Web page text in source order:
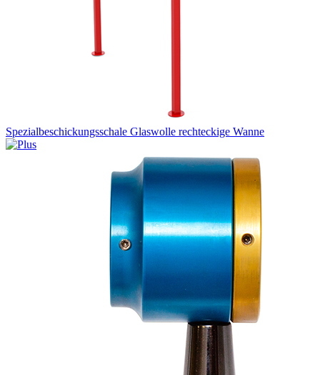
Spezialbeschickungsschale Glaswolle rechteckige Wanne